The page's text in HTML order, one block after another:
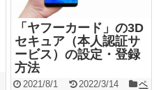
「ヤフーカード」の3D
セキュア（本人認証サ
ービス）の設定・登録
方法
2021/8/1 2022/3/14
ペ